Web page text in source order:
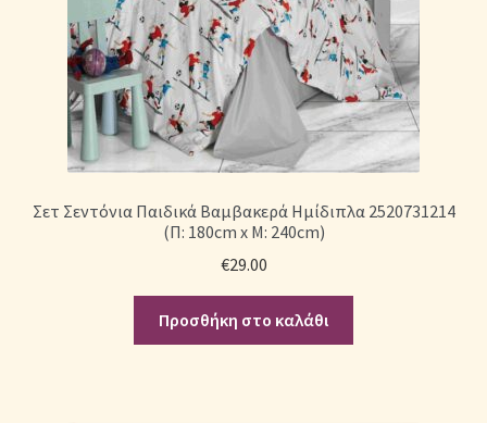
Σετ Σεντόνια Παιδικά Βαμβακερά Ημίδιπλα 2520731214
(Π: 180cm x Μ: 240cm)
€29.00
Προσθήκη στο καλάθι